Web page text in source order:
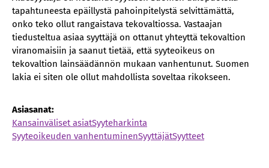
tapahtuneesta epäillystä pahoinpitelystä selvittämättä,
onko teko ollut rangaistava tekovaltiossa. Vastaajan
tiedusteltua asiaa syyttäjä on ottanut yhteyttä tekovaltion
viranomaisiin ja saanut tietää, että syyteoikeus on
tekovaltion lainsäädännön mukaan vanhentunut. Suomen
lakia ei siten ole ollut mahdollista soveltaa rikokseen.
Asiasanat:
Kansainväliset asiatSyyteharkinta
Syyteoikeuden vanhentuminenSyyttäjätSyytteet